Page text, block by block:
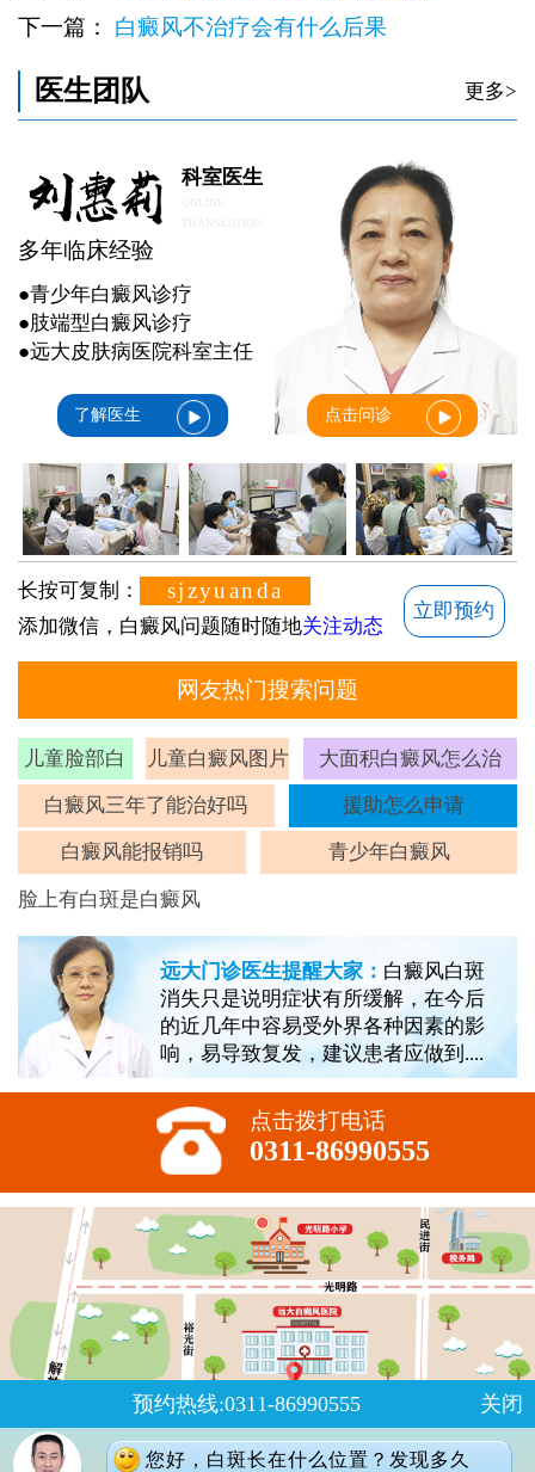
下一篇： 白癜风不治疗会有什么后果
医生团队 更多>
科室医生
多年临床经验
●青少年白癜风诊疗
●肢端型白癜风诊疗
●远大皮肤病医院科室主任
了解医生 点击问诊
长按可复制： sjzyuanda
添加微信，白癜风问题随时随地关注动态
立即预约
网友热门搜索问题
儿童脸部白
斑
儿童白癜风图片 大面积白癜风怎么治
白癜风三年了能治好吗 援助怎么申请
白癜风能报销吗 青少年白癜风
脸上有白斑是白癜风
远大门诊医生提醒大家： 白癜风白斑
消失只是说明症状有所缓解，在今后
的近几年中容易受外界各种因素的影
响，易导致复发，建议患者应做到....
点击拨打电话
0311-86990555
预约热线:0311-86990555 关闭
您好，白斑长在什么位置？发现多久